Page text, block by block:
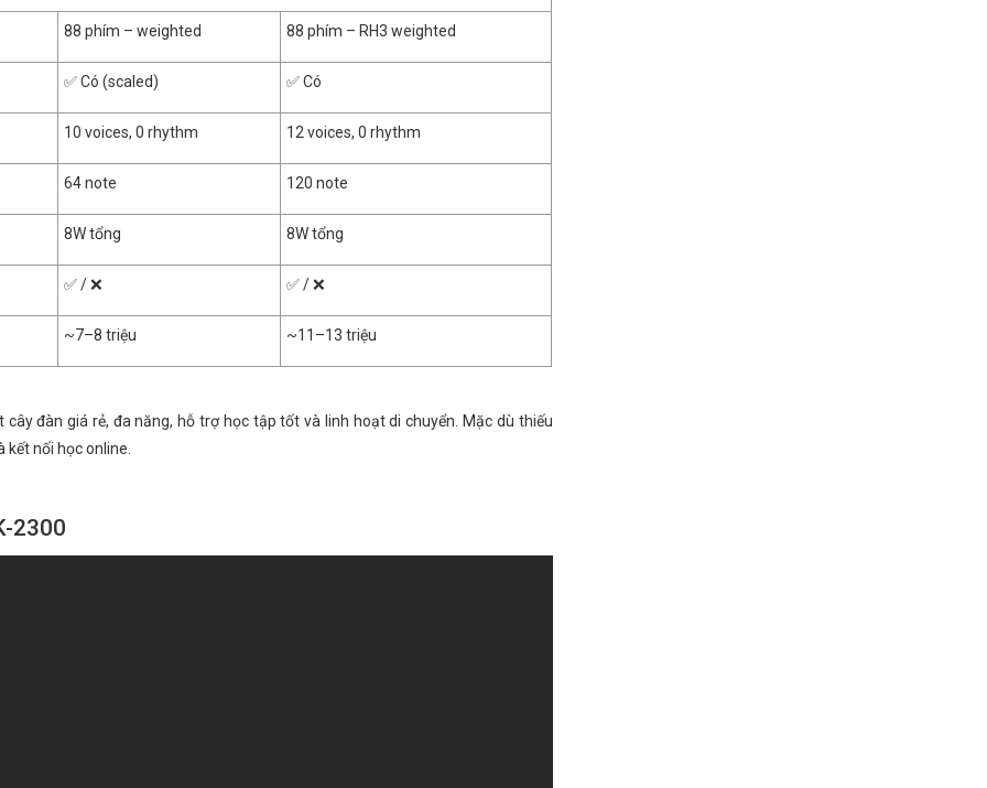
88 phím – weighted 88 phím – RH3 weighted
✅ Có (scaled) ✅ Có
10 voices, 0 rhythm 12 voices, 0 rhythm
64 note 120 note
8W tổng 8W tổng
✅ / ❌ ✅ / ❌
~7–8 triệu ~11–13 triệu
đàn giá rẻ, đa năng, hỗ trợ học tập tốt và linh hoạt di chuyển. Mặc dù thiếu
nối học online.
2300